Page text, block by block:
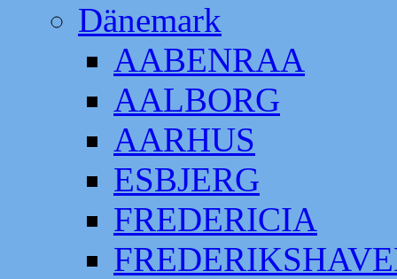
Dänemark
AABENRAA
AALBORG
AARHUS
ESBJERG
FREDERICIA